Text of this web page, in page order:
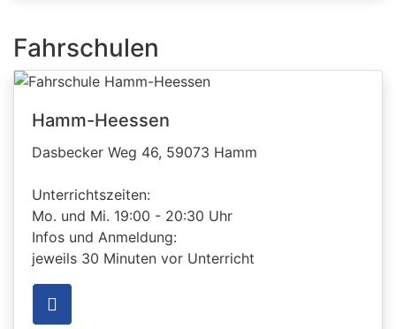
Fahrschulen
Hamm-Heessen
Dasbecker Weg 46, 59073 Hamm
Unterrichtszeiten:
Mo. und Mi. 19:00 - 20:30 Uhr
Infos und Anmeldung:
jeweils 30 Minuten vor Unterricht